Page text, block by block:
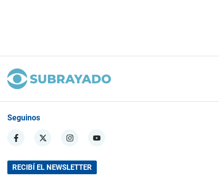
Seguinos
RECIBÍ EL NEWSLETTER